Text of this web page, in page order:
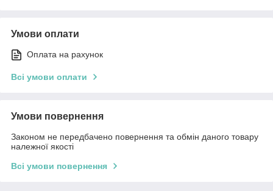
Умови оплати
Оплата на рахунок
Всі умови оплати
Умови повернення
Законом не передбачено повернення та обмін даного товару
належної якості
Всі умови повернення